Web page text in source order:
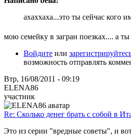
ахаххаха...это ты сейчас кого
мою семейку в загран поезках.... а
Войдите или
возможность отправлять
Втр, 16/08/2011 - 09:19
ELENA86
участник
Re: Сколько денег брать с собой в
Это из серии "вредные советы", и